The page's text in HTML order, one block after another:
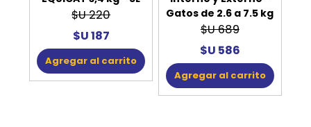
$U 220
$U 187
Agregar al carrito
Gatos de 2.6 a 7.5 kg
$U 689
$U 586
Agregar al carrito